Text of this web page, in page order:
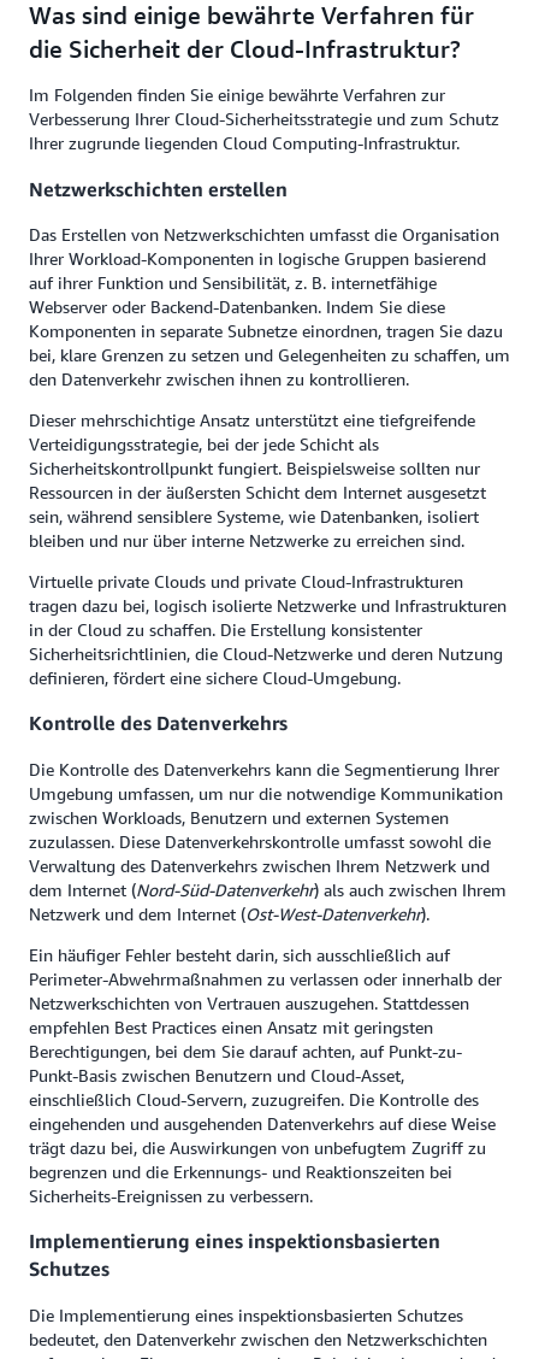
Was sind einige bewährte Verfahren für
die Sicherheit der Cloud-Infrastruktur?
Im Folgenden finden Sie einige bewährte Verfahren zur
Verbesserung Ihrer Cloud-Sicherheitsstrategie und zum Schutz
Ihrer zugrunde liegenden Cloud Computing-Infrastruktur.
Netzwerkschichten erstellen
Das Erstellen von Netzwerkschichten umfasst die Organisation
Ihrer Workload-Komponenten in logische Gruppen basierend
auf ihrer Funktion und Sensibilität, z. B. internetfähige
Webserver oder Backend-Datenbanken. Indem Sie diese
Komponenten in separate Subnetze einordnen, tragen Sie dazu
bei, klare Grenzen zu setzen und Gelegenheiten zu schaffen, um
den Datenverkehr zwischen ihnen zu kontrollieren.
Dieser mehrschichtige Ansatz unterstützt eine tiefgreifende
Verteidigungsstrategie, bei der jede Schicht als
Sicherheitskontrollpunkt fungiert. Beispielsweise sollten nur
Ressourcen in der äußersten Schicht dem Internet ausgesetzt
sein, während sensiblere Systeme, wie Datenbanken, isoliert
bleiben und nur über interne Netzwerke zu erreichen sind.
Virtuelle private Clouds und private Cloud-Infrastrukturen
tragen dazu bei, logisch isolierte Netzwerke und Infrastrukturen
in der Cloud zu schaffen. Die Erstellung konsistenter
Sicherheitsrichtlinien, die Cloud-Netzwerke und deren Nutzung
definieren, fördert eine sichere Cloud-Umgebung.
Kontrolle des Datenverkehrs
Die Kontrolle des Datenverkehrs kann die Segmentierung Ihrer
Umgebung umfassen, um nur die notwendige Kommunikation
zwischen Workloads, Benutzern und externen Systemen
zuzulassen. Diese Datenverkehrskontrolle umfasst sowohl die
Verwaltung des Datenverkehrs zwischen Ihrem Netzwerk und
dem Internet (Nord-Süd-Datenverkehr) als auch zwischen Ihrem
Netzwerk und dem Internet (Ost-West-Datenverkehr).
Ein häufiger Fehler besteht darin, sich ausschließlich auf
Perimeter-Abwehrmaßnahmen zu verlassen oder innerhalb der
Netzwerkschichten von Vertrauen auszugehen. Stattdessen
empfehlen Best Practices einen Ansatz mit geringsten
Berechtigungen, bei dem Sie darauf achten, auf Punkt-zu-
Punkt-Basis zwischen Benutzern und Cloud-Asset,
einschließlich Cloud-Servern, zuzugreifen. Die Kontrolle des
eingehenden und ausgehenden Datenverkehrs auf diese Weise
trägt dazu bei, die Auswirkungen von unbefugtem Zugriff zu
begrenzen und die Erkennungs- und Reaktionszeiten bei
Sicherheits-Ereignissen zu verbessern.
Implementierung eines inspektionsbasierten
Schutzes
Die Implementierung eines inspektionsbasierten Schutzes
bedeutet, den Datenverkehr zwischen den Netzwerkschichten